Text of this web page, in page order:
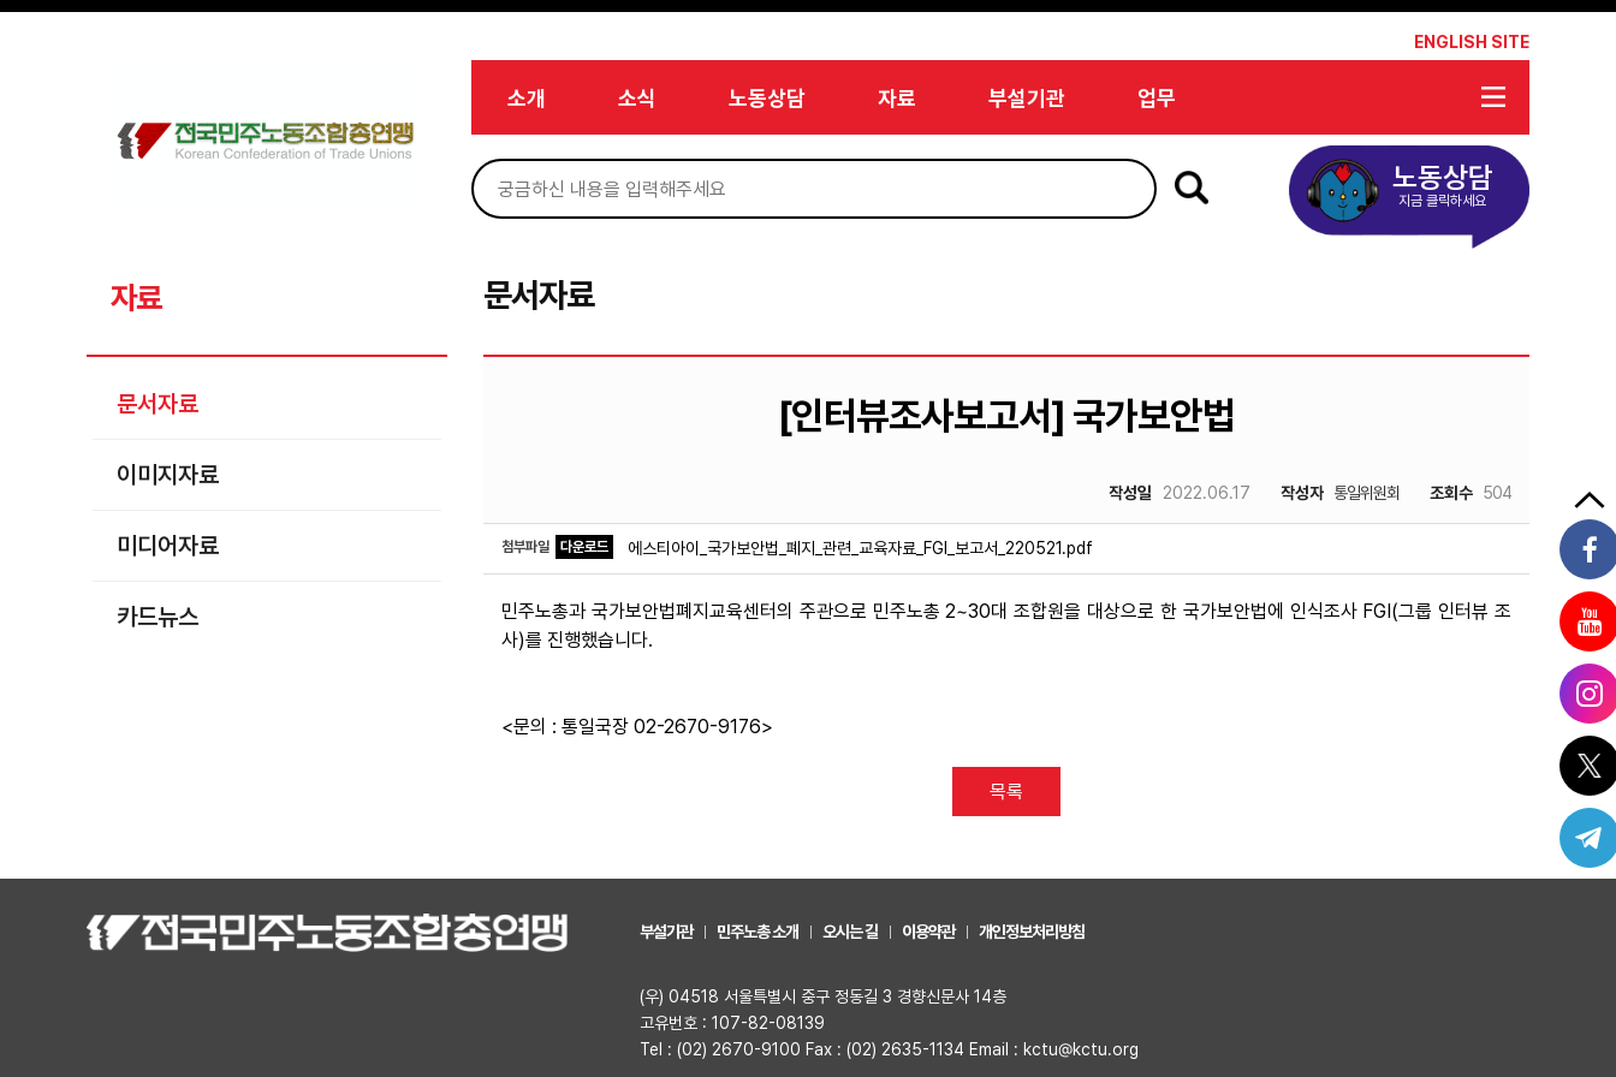
메뉴 건너뛰기
ENGLISH SITE
소개 소식 노동상담 자료 부설기관 업무
노동상담
지금 클릭하세요
자료
문서자료
이미지자료
미디어자료
카드뉴스
문서자료
[인터뷰조사보고서] 국가보안법
작성일 2022.06.17 작성자 통일위원회 조회수 504
첨부파일 다운로드 에스티아이_국가보안법_폐지_관련_교육자료_FGI_보고서_220521.pdf
민주노총과 국가보안법폐지교육센터의 주관으로 민주노총 2~30대 조합원을 대상으로 한 국가보안법에 인식조사 FGI(그룹 인터뷰 조
사)를 진행했습니다.
<문의 : 통일국장 02-2670-9176>
목록
부설기관 민주노총 소개 오시는 길 이용약관 개인정보처리방침
(우) 04518 서울특별시 중구 정동길 3 경향신문사 14층
고유번호 : 107-82-08139
Tel : (02) 2670-9100 Fax : (02) 2635-1134 Email : kctu@kctu.org
Sketchbook5, 스케치북5